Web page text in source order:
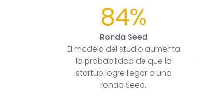
84%
Ronda Seed
El modelo del studio aumenta
la probabilidad de que la
startup logre llegar a una
ronda Seed.